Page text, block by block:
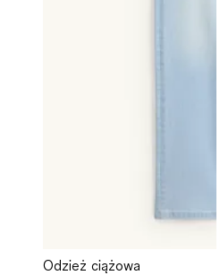
Odzież ciążowa